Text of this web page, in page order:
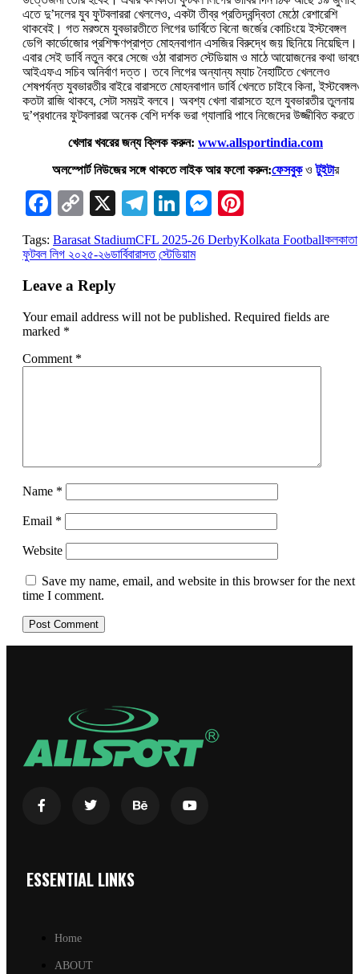
এতে দু’‌দলের যুব ফুটবলাররা খেললেও, একটা তীব্র প্রতিদ্বন্দ্বিতা মেঠো রেশারেশি
থাকবেই। গত মরশুমে যুবভারতীতে লিগের ডার্বিতে বিনো জর্জের কোচিংয়ে ইস্টবেঙ্গল
ডেগি কার্ডোজোর প্রশিক্ষণপ্রাপ্ত মোহনবাগান এসজির বিরুদ্ধে জয় ছিনিয়ে নিয়েছিল।
এবার সেই ডার্বি নতুন করে সেজে ওঠা বারাসত স্টেডিয়াম ও মাঠে আয়োজনের কথা
আইএফএ সচিব অনির্বাণ দত্ত। তবে লিগের অন্যান্য ম্যাচ নৈহাটিতে খেললেও
শেষপর্যন্ত যুবভারতীর বাইরে বারাসতে মোহনবাগান ডার্বি খেলতে চাইবে কিনা,
কতটা রাজি থাকবে, সেটা সময়ই বলবে। অবশ্য খেলা বারাসতে হলে যুবভারতীর তুলনায়
দু’‌প্রধানের ফুটবলাররা অনেক বেশি দর্শক ভরা গ্যালারি পাবে নিজেদের উজ্জীবিত
খেলার খবরের জন্য ক্লিক করুন: www.allsportindia.com
অলস্পোর্ট নিউজের সঙ্গে থাকতে লাইক আর ফলো করুন:ফেসবুকওটুইটার
Facebook
Copy
Link
X Telegram
LinkedIn
Messenger
Tags: Barasat StadiumCFL 2025-26 DerbyKolkata Footballকলকাতা
ফুটবল লিগ ২০২৫-২৬ডার্বিবারাসত স্টে়ডিয়াম
Leave a Reply
Your email address will not be published. Required fields are
marked *
Comment *
Name *
Email *
Website
Save my name, email, and website in this browser for the next
time I comment.
ESSENTIAL LINKS
Home
ABOUT